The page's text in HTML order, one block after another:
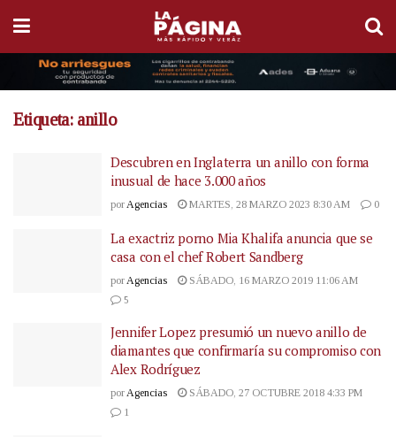
Etiqueta: anillo
Descubren en Inglaterra un anillo con forma
inusual de hace 3.000 años
por Agencias MARTES, 28 MARZO 2023 8:30 AM 0
La exactriz porno Mia Khalifa anuncia que se
casa con el chef Robert Sandberg
porAgencias
SÁBADO, 16 MARZO 2019 11:06 AM
5
Jennifer Lopez presumió un nuevo anillo de
diamantes que confirmaría su compromiso con
Alex Rodríguez
porAgencias
SÁBADO, 27 OCTUBRE 2018 4:33 PM
1